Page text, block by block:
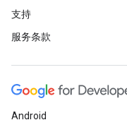
支持
服务条款
Android